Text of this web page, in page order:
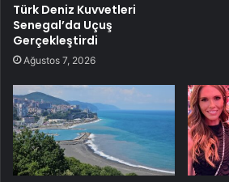
Türk Deniz Kuvvetleri
Senegal’da Uçuş
Gerçekleştirdi
Ağustos 7, 2026